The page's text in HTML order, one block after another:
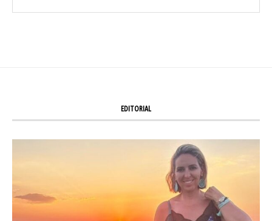
EDITORIAL